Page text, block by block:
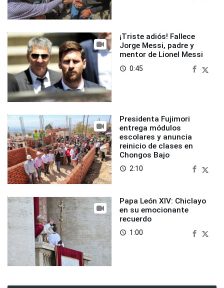
¡Triste adiós! Fallece
Jorge Messi, padre y
mentor de Lionel Messi
access_time 0:45
Presidenta Fujimori
entrega módulos
escolares y anuncia
reinicio de clases en
Chongos Bajo
access_time 2:10
Papa León XIV: Chiclayo
en su emocionante
recuerdo
access_time 1:00